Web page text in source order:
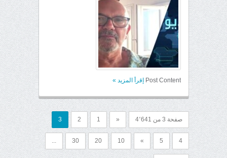
Post Content إقرأ المزيد »
صفحة 3 من 4٬641 «
1
2
3
4
5
»
10
20
30
...